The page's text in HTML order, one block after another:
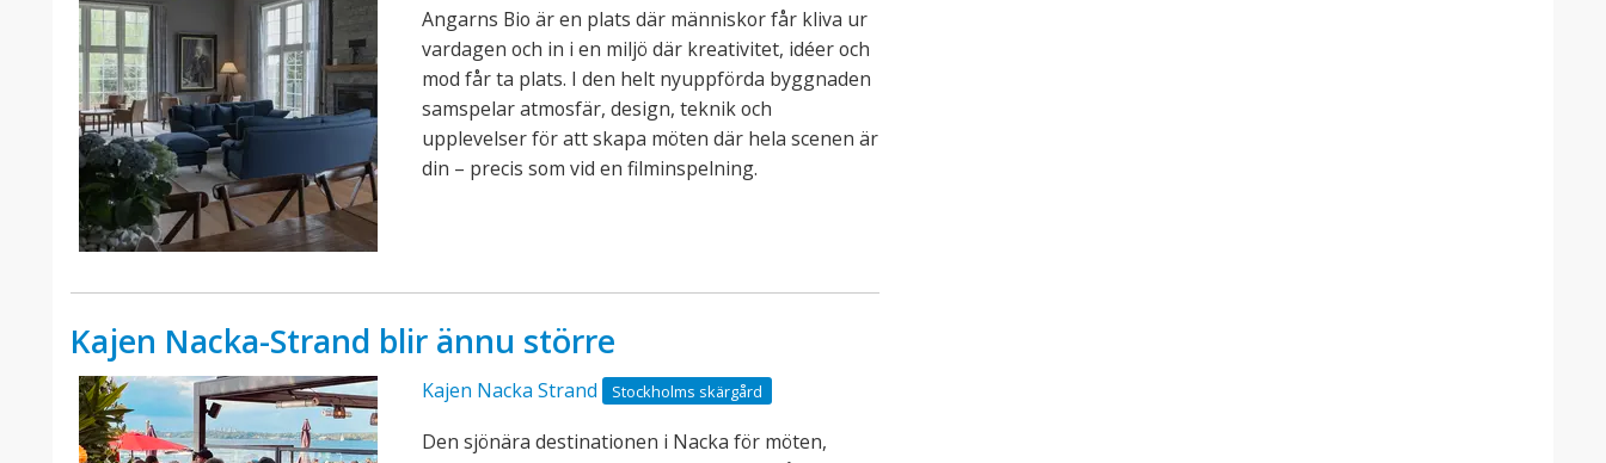
Angarns Bio är en plats där människor får kliva ur
vardagen och in i en miljö där kreativitet, idéer och
mod får ta plats. I den helt nyuppförda byggnaden
samspelar atmosfär, design, teknik och
upplevelser för att skapa möten där hela scenen är
din – precis som vid en filminspelning.
Kajen Nacka-Strand blir ännu större
Kajen Nacka Strand Stockholms skärgård
Den sjönära destinationen i Nacka för möten,